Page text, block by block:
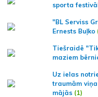
sporta
"BL Serviss
Ernests Buļko
Tiešraidē
maziem
Uz ielas
traumām
mājās (1)